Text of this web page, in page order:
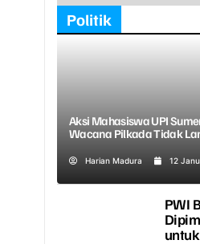
Politik
Aksi Mahasiswa UPI
Wacana Pilkada Tidak
Harian Madura 12
PWI